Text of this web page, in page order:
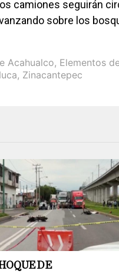
camiones seguirán
sobre los
Acahualco, Elementos
, Zinacantepec
DE